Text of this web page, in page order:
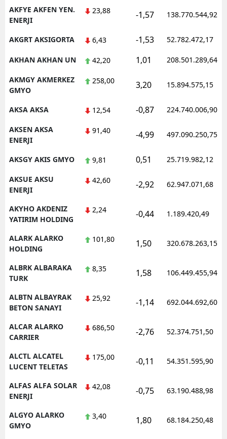
Rize
Sakarya
Samsun
Siirt
Tekirdağ
Tokat
Trabzon
Uşak
Zonguldak
Aksaray
Kırıkkale
AKFYE AKFEN YEN.
ENERJI
23,88 -1,57 138.770.544,92
AKGRT AKSIGORTA 6,43 -1,53 52.782.472,17
AKHAN AKHAN UN 42,20 1,01 208.501.289,64
AKMGY AKMERKEZ
GMYO
258,00 3,20 15.894.575,15
AKSA AKSA 12,54 -0,87 224.740.006,90
AKSEN AKSA
ENERJI
91,40 -4,99 497.090.250,75
AKSGY AKIS GMYO 9,81 0,51 25.719.982,12
AKSUE AKSU
ENERJI
42,60 -2,92 62.947.071,68
AKYHO AKDENIZ
YATIRIM HOLDING
2,24 -0,44 1.189.420,49
ALARK ALARKO
HOLDING
101,80 1,50 320.678.263,15
ALBRK ALBARAKA
TURK
8,35 1,58 106.449.455,94
ALBTN ALBAYRAK
BETON SANAYI
25,92 -1,14 692.044.692,60
ALCAR ALARKO
CARRIER
686,50 -2,76 52.374.751,50
ALCTL ALCATEL
LUCENT TELETAS
175,00 -0,11 54.351.595,90
ALFAS ALFA SOLAR
ENERJI
42,08 -0,75 63.190.488,98
ALGYO ALARKO
GMYO
3,40 1,80 68.184.250,48